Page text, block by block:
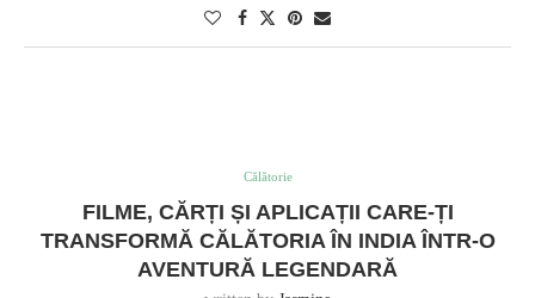
Călătorie
FILME, CĂRȚI ȘI APLICAȚII CARE-ȚI
TRANSFORMĂ CĂLĂTORIA ÎN INDIA ÎNTR-O
AVENTURĂ LEGENDARĂ